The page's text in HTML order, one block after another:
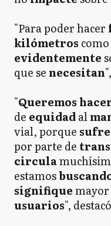
"Para poder hacer
kilómetros
evidentemente
que se necesitan
"Queremos
de equidadal
vial, porque sufre
por parte de
circula
estamos
signifiquemayor
usuarios",